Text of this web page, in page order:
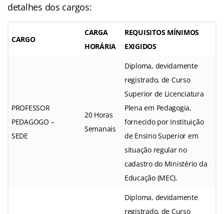
detalhes dos cargos:
CARGO
CARGA
HORÁRIA
REQUISITOS MÍNIMOS
EXIGIDOS
PROFESSOR
PEDAGOGO –
SEDE
20 Horas
Semanais
Diploma, devidamente
registrado, de Curso
Superior de Licenciatura
Plena em Pedagogia,
fornecido por Instituição
de Ensino Superior em
situação regular no
cadastro do Ministério da
Educação (MEC).
Diploma, devidamente
registrado, de Curso